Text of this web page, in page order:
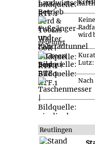
wird
gereinigt
Lutz:
Reutlingen